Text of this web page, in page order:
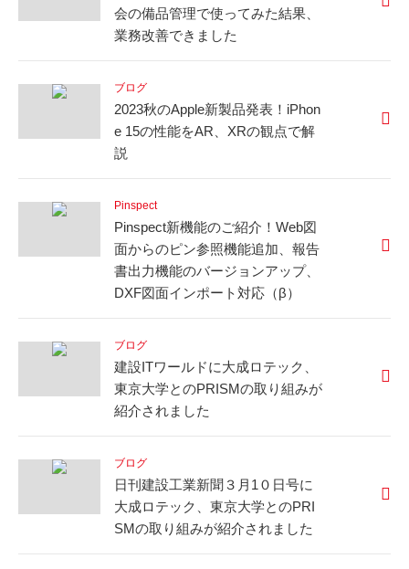
会の備品管理で使ってみた結果、
業務改善できました
ブログ
2023秋のApple新製品発表！iPhon
e 15の性能をAR、XRの観点で解
説
Pinspect
Pinspect新機能のご紹介！Web図
面からのピン参照機能追加、報告
書出力機能のバージョンアップ、
DXF図面インポート対応（β）
ブログ
建設ITワールドに大成ロテック、
東京大学とのPRISMの取り組みが
紹介されました
ブログ
日刊建設工業新聞３月1０日号に
大成ロテック、東京大学とのPRI
SMの取り組みが紹介されました